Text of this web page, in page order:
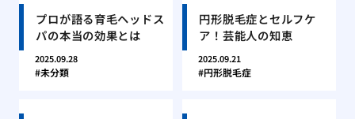
プロが語る育毛ヘッドス
パの本当の効果とは
2025.09.28
未分類
円形脱毛症とセルフケ
ア！芸能人の知恵
2025.09.21
円形脱毛症